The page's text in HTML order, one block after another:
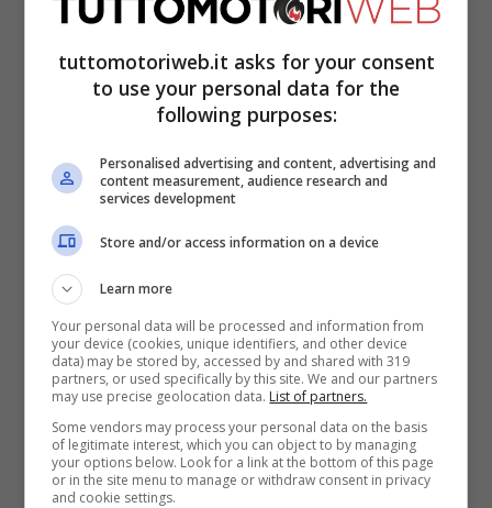
coppia con Verstappen
Un altro pilota che si è distinto per
l’enorme differenza con il proprio
compagno di team però si trova sempre in
un certo senso in casa
parlando diGasly. CertoTsunodaera alla
prima esperienza in
tra i due sono stati 83.
tuttomotoriweb.it asks for your consent
to use your personal data for the
following purposes:
Personalised advertising and content, advertising and
content measurement, audience research and
services development
Store and/or access information on a device
Learn more
Your personal data will be processed and information from
your device (cookies, unique identifiers, and other device
data) may be stored by, accessed by and shared with 319
partners, or used specifically by this site. We and our partners
may use precise geolocation data. List of partners.
Some vendors may process your personal data on the basis
of legitimate interest, which you can object to by managing
your options below. Look for a link at the bottom of this page
or in the site menu to manage or withdraw consent in privacy
and cookie settings.